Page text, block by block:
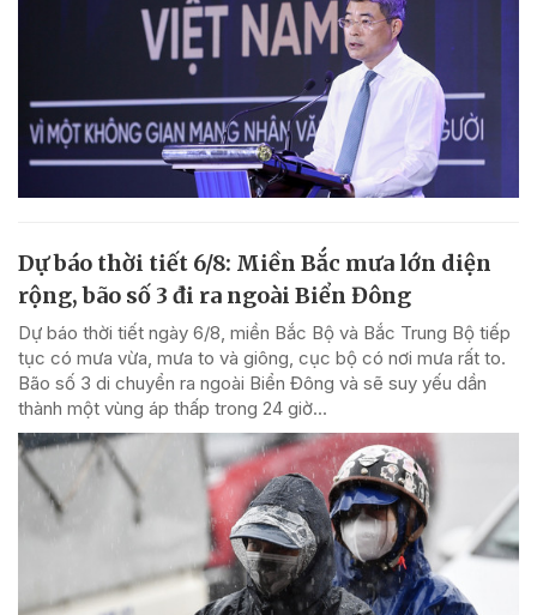
Dự báo thời tiết 6/8: Miền Bắc mưa lớn diện
rộng, bão số 3 đi ra ngoài Biển Đông
Dự báo thời tiết ngày 6/8, miền Bắc Bộ và Bắc Trung Bộ tiếp
tục có mưa vừa, mưa to và giông, cục bộ có nơi mưa rất to.
Bão số 3 di chuyển ra ngoài Biển Đông và sẽ suy yếu dần
thành một vùng áp thấp trong 24 giờ...